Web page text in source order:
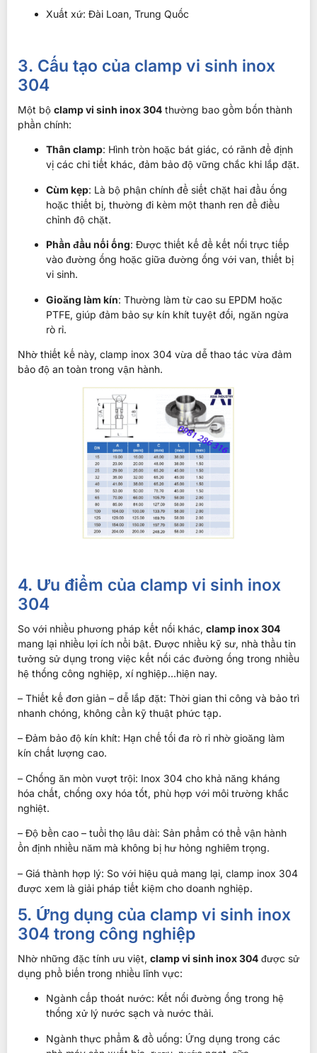
Xuất xứ: Đài Loan, Trung Quốc
3. Cấu tạo của clamp vi sinh inox
304
Một bộ clamp vi sinh inox 304 thường bao gồm bốn thành
phần chính:
Thân clamp: Hình tròn hoặc bát giác, có rãnh để định
vị các chi tiết khác, đảm bảo độ vững chắc khi lắp đặt.
Cùm kẹp: Là bộ phận chính để siết chặt hai đầu ống
hoặc thiết bị, thường đi kèm một thanh ren để điều
chỉnh độ chặt.
Phần đầu nối ống: Được thiết kế để kết nối trực tiếp
vào đường ống hoặc giữa đường ống với van, thiết bị
vi sinh.
Gioăng làm kín: Thường làm từ cao su EPDM hoặc
PTFE, giúp đảm bảo sự kín khít tuyệt đối, ngăn ngừa
rò rỉ.
Nhờ thiết kế này, clamp inox 304 vừa dễ thao tác vừa đảm
bảo độ an toàn trong vận hành.
4. Ưu điểm của clamp vi sinh inox
304
So với nhiều phương pháp kết nối khác, clamp inox 304
mang lại nhiều lợi ích nổi bật. Được nhiều kỹ sư, nhà thầu tin
tưởng sử dụng trong việc kết nối các đường ống trong nhiều
hệ thống công nghiệp, xí nghiệp…hiện nay.
– Thiết kế đơn giản – dễ lắp đặt: Thời gian thi công và bảo trì
nhanh chóng, không cần kỹ thuật phức tạp.
– Đảm bảo độ kín khít: Hạn chế tối đa rò rỉ nhờ gioăng làm
kín chất lượng cao.
– Chống ăn mòn vượt trội: Inox 304 cho khả năng kháng
hóa chất, chống oxy hóa tốt, phù hợp với môi trường khắc
nghiệt.
– Độ bền cao – tuổi thọ lâu dài: Sản phẩm có thể vận hành
ổn định nhiều năm mà không bị hư hỏng nghiêm trọng.
– Giá thành hợp lý: So với hiệu quả mang lại, clamp inox 304
được xem là giải pháp tiết kiệm cho doanh nghiệp.
5. Ứng dụng của clamp vi sinh inox
304 trong công nghiệp
Nhờ những đặc tính ưu việt, clamp vi sinh inox 304 được sử
dụng phổ biến trong nhiều lĩnh vực:
Ngành cấp thoát nước: Kết nối đường ống trong hệ
thống xử lý nước sạch và nước thải.
Ngành thực phẩm & đồ uống: Ứng dụng trong các